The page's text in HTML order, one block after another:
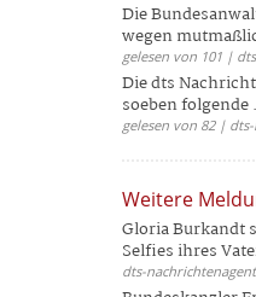
Die
wegen
gelesen von 101 |
Die dts
soeben folgende
gelesen von 82 |
Weitere
Gloria Burkandt
Selfies ihres
dts-